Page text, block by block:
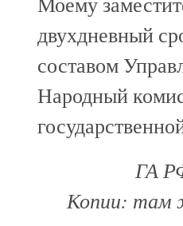
двухдневный
составом
Народный
ГА
Копии: там